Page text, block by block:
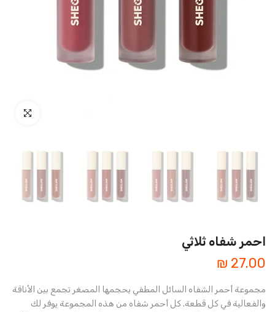
اضغط للتكبير
احمر شفاه ثلاثي
27.00 ₪
مجموعة أحمر الشفاه السائل المطفي بحجمها المصغر تجمع بين الأناقة
والفعالية في كل قطعة. كل أحمر شفاه من هذه المجموعة يوفر لك